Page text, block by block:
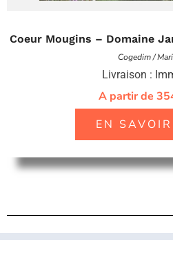
Coeur Mougins – Domaine
Cogedim /
Livraison :
A partir de
EN